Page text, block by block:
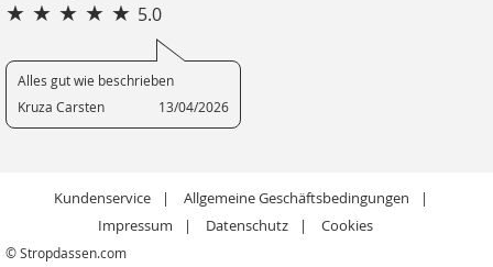
5.0
Alles gut wie beschrieben
Kruza Carsten
13/04/2026
Kundenservice
Allgemeine Geschäftsbedingungen
Impressum
Datenschutz Cookies
© Stropdassen.com